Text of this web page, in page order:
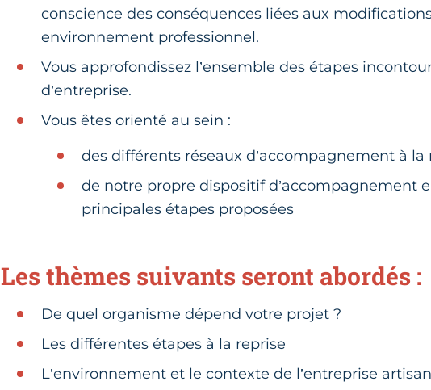
conscience des conséquences liées aux
environnement professionnel.
Vous approfondissez l’ensemble des étapes
d’entreprise.
Vous êtes orienté au sein :
des différents réseaux d’accompagnement à la
de notre propre dispositif d’accompagnement
principales étapes proposées
Les thèmes suivants seront abordés :
De quel organisme dépend votre projet ?
Les différentes étapes à la reprise
L’environnement et le contexte de l’entreprise